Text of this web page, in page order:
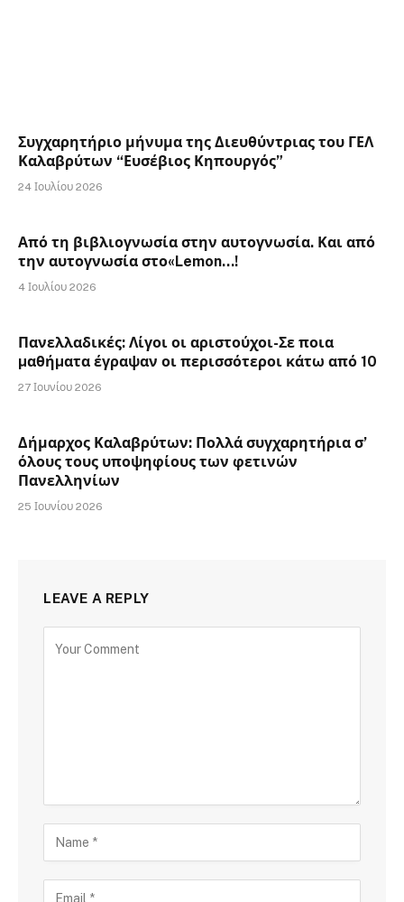
Συγχαρητήριο μήνυμα της Διευθύντριας του ΓΕΛ
Καλαβρύτων “Ευσέβιος Κηπουργός”
24 Ιουλίου 2026
Από τη βιβλιογνωσία στην αυτογνωσία. Και από
την αυτογνωσία στο«Lemon…!
4 Ιουλίου 2026
Πανελλαδικές: Λίγοι οι αριστούχοι-Σε ποια
µαθήµατα έγραψαν οι περισσότεροι κάτω από 10
27 Ιουνίου 2026
Δήμαρχος Καλαβρύτων: Πολλά συγχαρητήρια σ’
όλους τους υποψηφίους των φετινών
Πανελληνίων
25 Ιουνίου 2026
LEAVE A REPLY